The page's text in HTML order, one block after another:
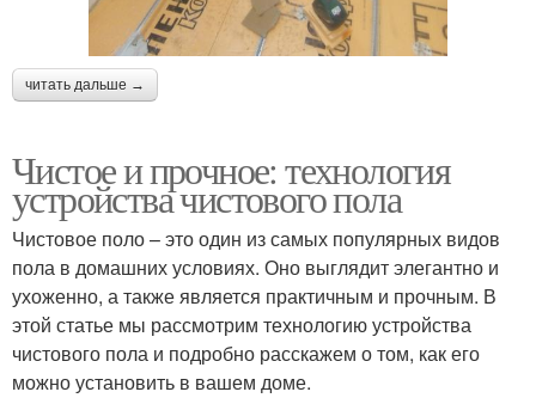
читать дальше →
Чистое и прочное: технология
устройства чистового пола
Чистовое поло – это один из самых популярных видов
пола в домашних условиях. Оно выглядит элегантно и
ухоженно, а также является практичным и прочным. В
этой статье мы рассмотрим технологию устройства
чистового пола и подробно расскажем о том, как его
можно установить в вашем доме.